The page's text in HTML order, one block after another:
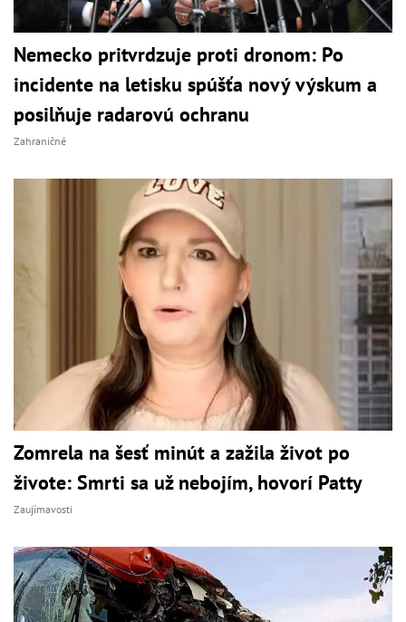
Nemecko pritvrdzuje proti dronom: Po
incidente na letisku spúšťa nový výskum a
posilňuje radarovú ochranu
Zahraničné
Zomrela na šesť minút a zažila život po
živote: Smrti sa už nebojím, hovorí Patty
Zaujímavosti